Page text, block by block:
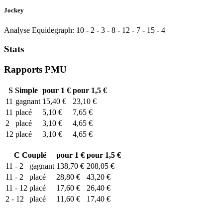
Jockey
Analyse Equidegraph: 10 - 2 - 3 - 8 - 12 - 7 - 15 - 4
Stats
Rapports PMU
SSimple pour 1 € pour 1,5 €
11 gagnant 15,40 €
23,10 €
11 placé 5,10 €
7,65 €
2
placé 3,10 €
4,65 €
12 placé 3,10 € 4,65 €
C Couplé pour 1 € pour 1,5 €
11 - 2
gagnant 138,70 € 208,05 €
11 - 2
placé 28,80 €
43,20 €
11 - 12 placé 17,60 €
26,40 €
2 - 12
placé 11,60 € 17,40 €